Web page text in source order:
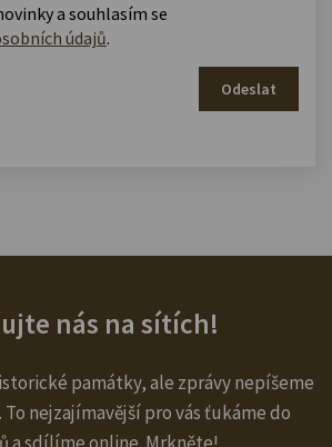
a souhlasím se
údajů.
Odeslat
nás na sítích!
památky, ale zprávy nepíšeme
nejzajímavější pro vás ťukáme do